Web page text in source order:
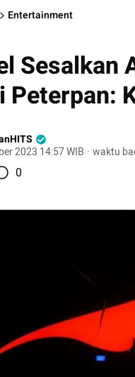
Entertainment
Sesalkan
Peterpan:
2023 14:57 WIB · waktu
0